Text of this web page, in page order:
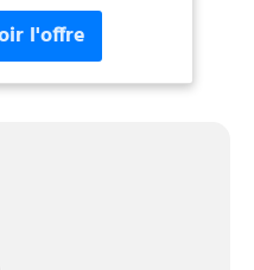
en oxygène
sang, fréquence du
et niveau de
avec cordon et